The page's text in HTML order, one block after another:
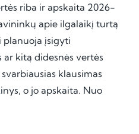
riba ir apskaita 2026-
apie ilgalaikį turtą
planuoja įsigyti
kitą didesnės vertės
klausimas
o jo apskaita. Nuo